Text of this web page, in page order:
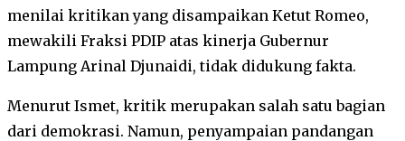
menilai kritikan yang disampaikan Ketut Romeo,
mewakili Fraksi PDIP atas kinerja Gubernur
Lampung Arinal Djunaidi, tidak didukung fakta.
Menurut Ismet, kritik merupakan salah satu bagian
dari demokrasi. Namun, penyampaian pandangan